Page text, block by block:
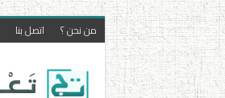
من نحن ؟ اتصل بنا